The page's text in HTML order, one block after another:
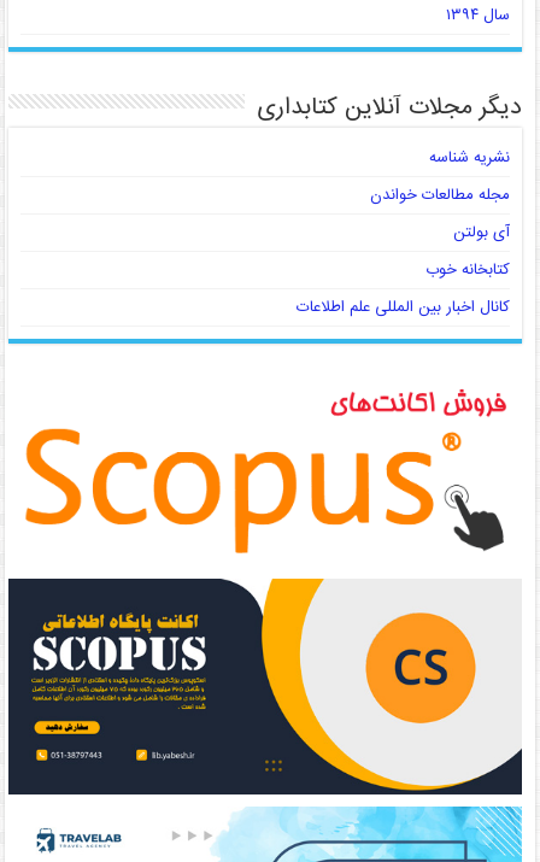
سال ۱۳۹۴
دیگر مجلات آنلاین کتابداری
نشریه شناسه
مجله مطالعات خواندن
آی بولتن
کتابخانه خوب
کانال اخبار بین المللی علم اطلاعات